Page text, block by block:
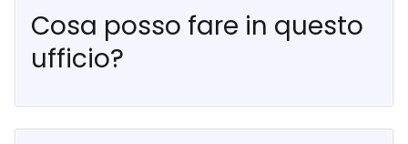
Cosa posso fare in questo
ufficio?